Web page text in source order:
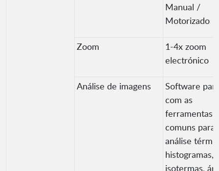
Manual /
Motorizado
Zoom
1-4x zoom
electrónico
Análise de imagens
Software
com as
ferramentas
comuns para
análise
histogramas,
isotermas,